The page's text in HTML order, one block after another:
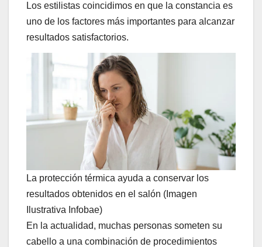
Los estilistas coincidimos en que la constancia es
uno de los factores más importantes para alcanzar
resultados satisfactorios.
La protección térmica ayuda a conservar los
resultados obtenidos en el salón (Imagen
Ilustrativa Infobae)
En la actualidad, muchas personas someten su
cabello a una combinación de procedimientos